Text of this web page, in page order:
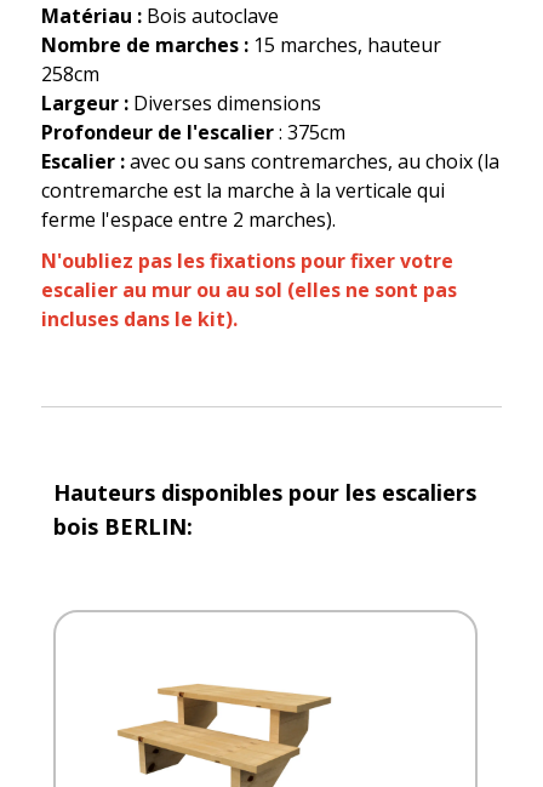
Matériau : Bois autoclave
Nombre de marches : 15 marches, hauteur
258cm
Largeur : Diverses dimensions
Profondeur de l'escalier: 375cm
Escalier :avec ou sans contremarches, au choix (la
contremarche est la marche à la verticale qui
ferme l'espace entre 2 marches).
N'oubliez pas les fixations pour fixer votre
escalier au mur ou au sol (elles ne sont pas
incluses dans le kit).
Hauteurs disponibles pour les escaliers
bois BERLIN: